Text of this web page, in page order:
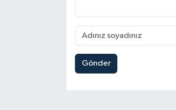
Gönder